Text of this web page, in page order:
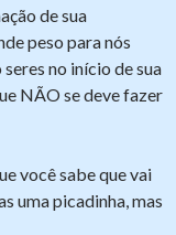
de sua
peso para nós
no início de sua
NÃO se deve fazer
você sabe que vai
uma picadinha, mas